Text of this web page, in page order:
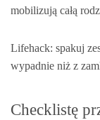
mobilizują całą
Lifehack: spakuj
wypadnie niż z
Checklistę